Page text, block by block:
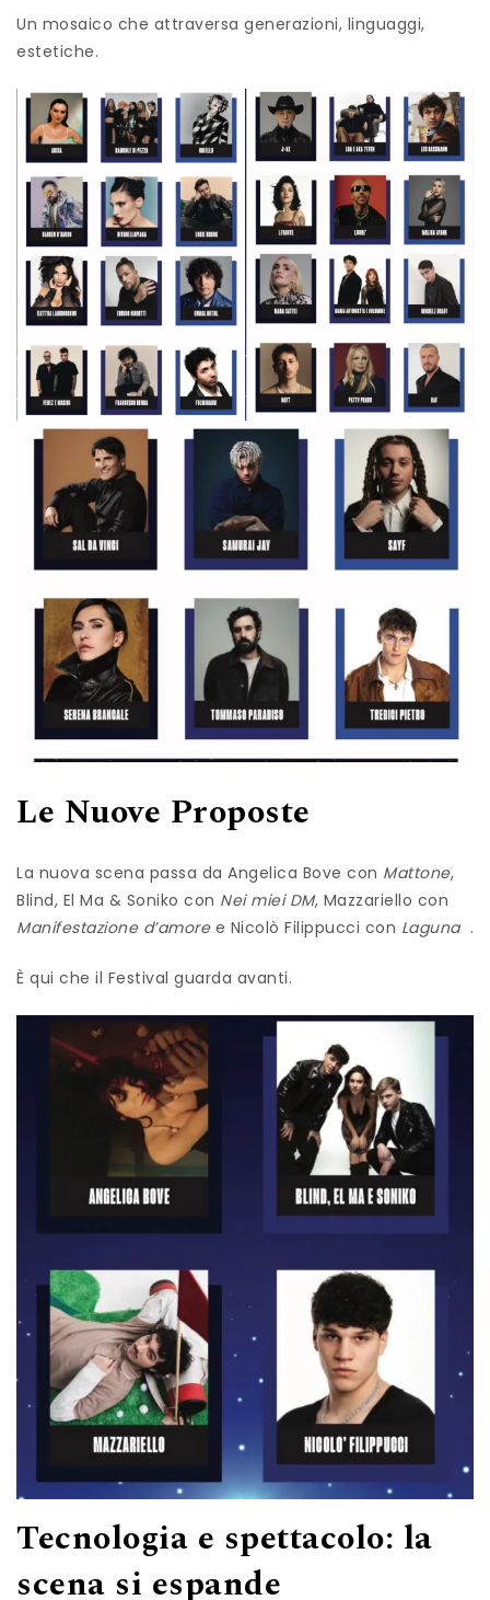
Un mosaico che attraversa generazioni, linguaggi,
estetiche.
Le Nuove Proposte
La nuova scena passa da Angelica Bove con Mattone,
Blind, El Ma & Soniko con Nei miei DM, Mazzariello con
Manifestazione d’amoree Nicolò Filippucci con Laguna.
È qui che il Festival guarda avanti.
Tecnologia e spettacolo: la
scena si espande